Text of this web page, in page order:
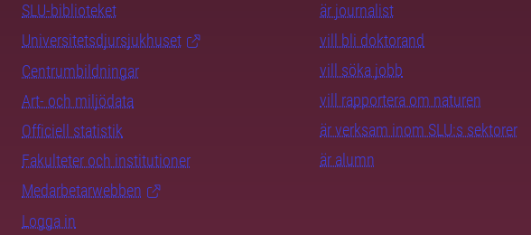
SLU-biblioteket
Universitetsdjursjukhuset
Centrumbildningar
Art- och miljödata
Officiell statistik
Fakulteter och institutioner
Medarbetarwebben
Logga in
är journalist
vill bli doktorand
vill söka jobb
vill rapportera om naturen
är verksam inom SLU:s sektorer
är alumn